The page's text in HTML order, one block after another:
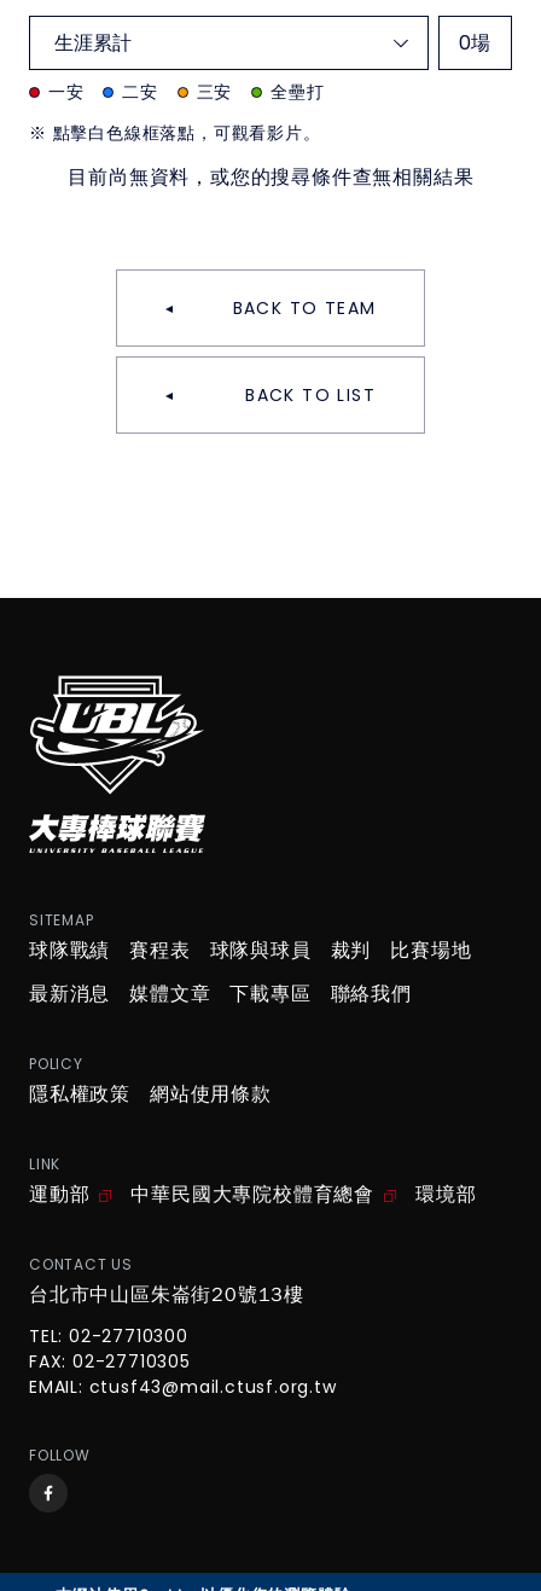
0場
一安 二安 三安
全壘打
※ 點擊白色線框落點，可觀看影片。
目前尚無資料，或您的搜尋條件查無相關結果
BACK TO TEAM
BACK TO LIST
SITEMAP
球隊戰績 賽程表 球隊與球員 裁判
比賽場地
最新消息
媒體文章 下載專區 聯絡我們
POLICY
隱私權政策 網站使用條款
LINK
運動部 中華民國大專院校體育總會 環境部
CONTACT US
台北市中山區朱崙街20號13樓
TEL: 02-27710300
FAX: 02-27710305
EMAIL: ctusf43@mail.ctusf.org.tw
FOLLOW